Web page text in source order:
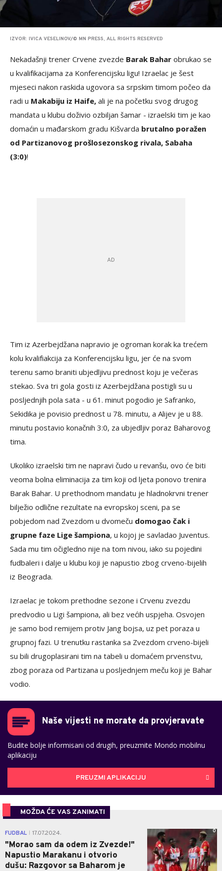
IZVOR: IVICA VESELINOV/© MN PRESS, ALL RIGHTS RESERVED
Nekadašnji trener Crvene zvezde Barak Bahar obrukao se
u kvalifikacijama za Konferencijsku ligu! Izraelac je šest
mjeseci nakon raskida ugovora sa srpskim timom počeo da
radi u Makabiju iz Haife, ali je na početku svog drugog
mandata u klubu doživio ozbiljan šamar - izraelski tim je kao
domaćin u mađarskom gradu Kišvarda brutalno poražen
od Partizanovog prošlosezonskog rivala, Sabaha
(3:0)!
Tim iz Azerbejdžana napravio je ogroman korak ka trećem
kolu kvalifiakcija za Konferencijsku ligu, jer će na svom
terenu samo braniti ubjedljivu prednost koju je večeras
stekao. Sva tri gola gosti iz Azerbejdžana postigli su u
posljednjih pola sata - u 61. minut pogodio je Safranko,
Sekidika je povisio prednost u 78. minutu, a Alijev je u 88.
minutu postavio konačnih 3:0, za ubjedljiv poraz Baharovog
tima.
Ukoliko izraelski tim ne napravi čudo u revanšu, ovo će biti
veoma bolna eliminacija za tim koji od ljeta ponovo trenira
Barak Bahar. U prethodnom mandatu je hladnokrvni trener
bilježio odlične rezultate na evropskoj sceni, pa se
pobjedom nad Zvezdom u dvomeču domogao čak i
grupne faze Lige šampiona, u kojoj je savladao Juventus.
Sada mu tim očigledno nije na tom nivou, iako su pojedini
fudbaleri i dalje u klubu koji je napustio zbog crveno-bijelih
iz Beograda.
Izraelac je tokom prethodne sezone i Crvenu zvezdu
predvodio u Ligi šampiona, ali bez većih uspjeha. Osvojen
je samo bod remijem protiv Jang bojsa, uz pet poraza u
grupnoj fazi. U trenutku rastanka sa Zvezdom crveno-bijeli
su bili drugoplasirani tim na tabeli u domaćem prvenstvu,
zbog poraza od Partizana u posljednjem meču koji je Bahar
vodio.
Naše vijesti ne morate da provjeravate
Budite bolje informisani od drugih, preuzmite Mondo mobilnu
aplikaciju
PREUZMI APLIKACIJU
MOŽDA ĆE VAS ZANIMATI
FUDBAL 17.07.2024.
"Morao sam da odem iz Zvezde!"
Napustio Marakanu i otvorio
dušu: Razgovor sa Baharom je
0